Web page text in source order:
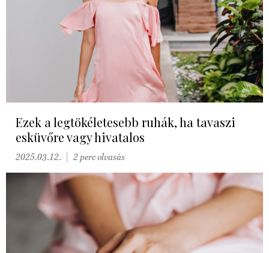
Ezek a legtökéletesebb ruhák, ha tavaszi
esküvőre vagy hivatalos
2025.03.12. 2 perc olvasás